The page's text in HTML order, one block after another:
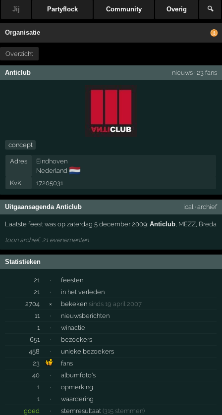
Jij Partyflock Community Overig 🔍
Organisatie
Overzicht
Anticlub nieuws· 23 fans
concept
Adres
Eindhoven
Nederland 🇳🇱
KvK 17205031
Uitgaansagenda Anticlub ical· archief
Laatste feest was op zaterdag 5 december 2009:Anticlub MEZZ Breda
toon archief, 21 evenementen
Statistieken
21 ·
feesten
21
·
in het verleden
2704
× bekeken sinds 19 april 2007
11
·
nieuwsberichten
1
·
winactie
651
·
bezoekers
458
·
unieke bezoekers
23
fans
40
·
albumfoto's
1
·
opmerking
1
·
waardering
goed
· stemresultaat (315 stemmen)